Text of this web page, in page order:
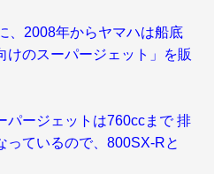
、2008年からヤマハは船底
けのスーパージェット」を販
パージェットは760ccまで 排
っているので、800SX-Rと